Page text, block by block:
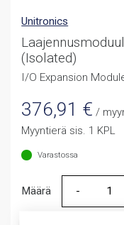
Unitronics
(Isolated)
I/O Expansion
376,91 € /
Myyntierä sis. 1 KPL
Varastossa
Määrä
Määrä